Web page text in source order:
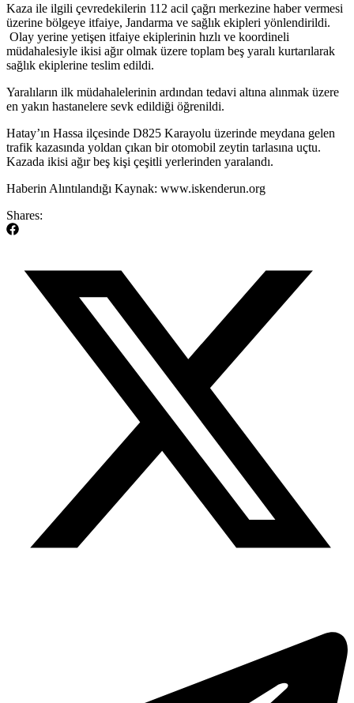
Kaza ile ilgili çevredekilerin 112 acil çağrı merkezine haber vermesi
üzerine bölgeye itfaiye, Jandarma ve sağlık ekipleri yönlendirildi.
Olay yerine yetişen itfaiye ekiplerinin hızlı ve koordineli
müdahalesiyle ikisi ağır olmak üzere toplam beş yaralı kurtarılarak
sağlık ekiplerine teslim edildi.
Yaralıların ilk müdahalelerinin ardından tedavi altına alınmak üzere
en yakın hastanelere sevk edildiği öğrenildi.
​Hatay’ın Hassa ilçesinde D825 Karayolu üzerinde meydana gelen
trafik kazasında yoldan çıkan bir otomobil zeytin tarlasına uçtu.
Kazada ikisi ağır beş kişi çeşitli yerlerinden yaralandı.
​Haberin Alıntılandığı Kaynak: www.iskenderun.org
Shares: